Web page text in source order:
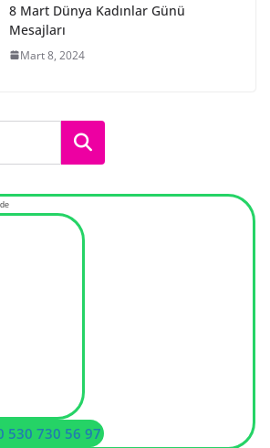
8 Mart Dünya Kadınlar Günü
Mesajları
Mart 8, 2024
Ara
530 730 56 97